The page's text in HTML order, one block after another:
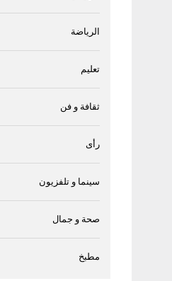
الرياضة
تعليم
ثقافة و فن
رأى
سينما و تلفزيون
صحة و جمال
مطبخ